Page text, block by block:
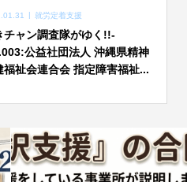
就労定着支援
チャン調査隊がゆく!!-
公益社団法人 沖縄県精神
福祉会連合会 指定障害福祉...